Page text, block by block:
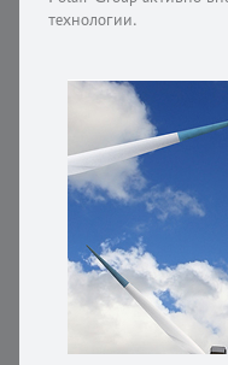
технологии.